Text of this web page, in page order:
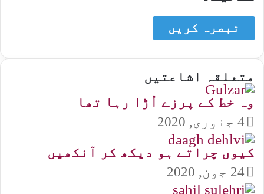
متعلقہ اشاعتیں
وہ خط کے پرزے اُڑا رہا تھا
4 جنوری, 2020
کیوں چراتے ہو دیکھ کر آنکھیں
24 جون, 2020